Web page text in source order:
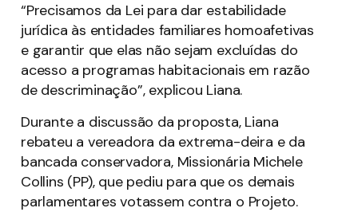
“Precisamos da Lei para dar estabilidade
jurídica às entidades familiares homoafetivas
e garantir que elas não sejam excluídas do
acesso a programas habitacionais em razão
de descriminação”, explicou Liana.
Durante a discussão da proposta, Liana
rebateu a vereadora da extrema-deira e da
bancada conservadora, Missionária Michele
Collins (PP), que pediu para que os demais
parlamentares votassem contra o Projeto.